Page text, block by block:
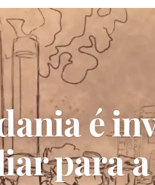
é
para